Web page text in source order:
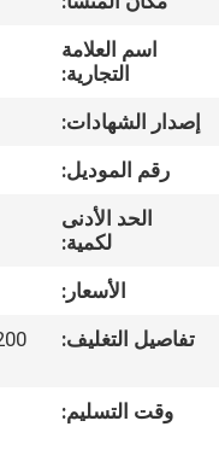
حولنا
جولة
المصنع
مراقبة
الجودة
اتصل
اسم العلامة
التجارية:
إصدار الشهادات:
رقم الموديل:
الحد الأدنى
لكمية:
الأسعار:
تفاصيل التغليف:
وقت التسليم: